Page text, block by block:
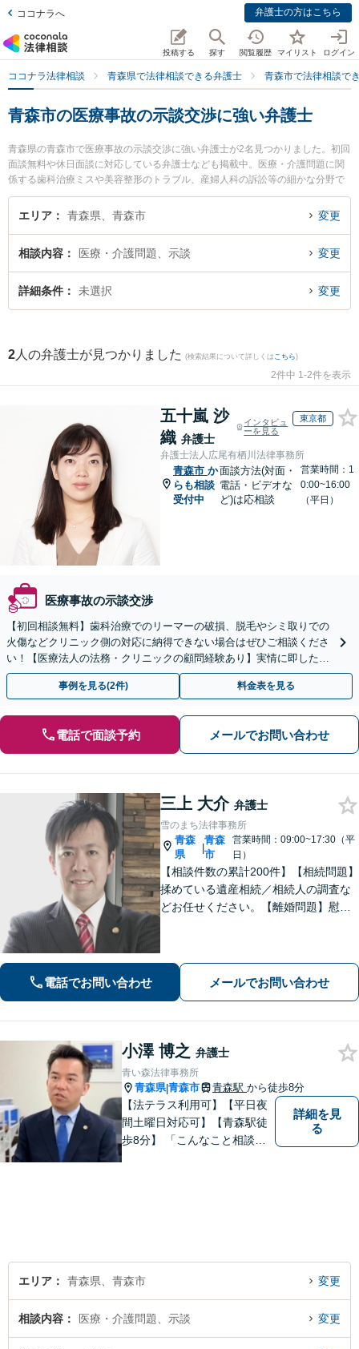
ココナラへ 弁護士の方はこちら
投稿する 探す 閲覧履歴 マイリスト ログイン
ココナラ法律相談 青森県で法律相談できる弁護士 青森市で法律相談で
青森市の医療事故の示談交渉に強い弁護士
青森県の青森市で医療事故の示談交渉に強い弁護士が2名見つかりました。初回
面談無料や休日面談に対応している弁護士なども掲載中。医療・介護問題に関
係する歯科治療ミスや美容整形のトラブル、産婦人科の訴訟等の細かな分野で
の絞り込み検索もでき便利です。特に雪のまち法律事務所の三上 大介弁護士や
青い森法律事務所の小澤 博之弁護士のプロフィール情報や弁護士費用、強みな
解決の実績豊富な近くの弁護士を検索したい』『初回相談無料で医療事故の示
談交渉を法律相談できる青森市内の弁護士に相談予約したい』などでお困りの
相談者さんにおすすめです。
エリア 青森県、青森市 変更
相談内容 医療・介護問題、示談 変更
詳細条件 未選択 変更
2 人の弁護士が見つかりました (検索結果について詳しくは こちら)
2件中 1-2件を表示
五十嵐 沙
織 弁護士
インタビュ
ーを見る
東京都
弁護士法人広尾有栖川法律事務所
青森市 か
らも相談
受付中
面談方法(対面・
電話・ビデオな
ど)は応相談
営業時間：1
0:00~16:00
（平日）
医療事故の示談交渉
【初回相談無料】歯科治療でのリーマーの破損、脱毛やシミ取りでの
火傷などクリニック側の対応に納得できない場合はぜひご相談くださ
い！【医療法人の法務・クリニックの顧問経験あり】実情に即したア
ドバイスで、納得のできるトラブルの解決を目指します。
事例を見る(2件) 料金表を見る
電話で面談予約 メールでお問い合わせ
三上 大介 弁護士
雪のまち法律事務所
青森
県
|
青森
市
営業時間：09:00~17:30（平
日）
【相談件数の累計200件】【相続問題】
揉めている遺産相続／相続人の調査な
どお任せください。【離婚問題】慰謝
電話でお問い合わせ メールでお問い合わせ
小澤 博之 弁護士
青い森法律事務所
青森県|青森市 青森駅 から徒歩8分
【法テラス利用可】【平日夜
間土曜日対応可】【青森駅徒
歩8分】 「こんなこと相談し
詳細を見
る
エリア 青森県、青森市 変更
相談内容 医療・介護問題、示談 変更